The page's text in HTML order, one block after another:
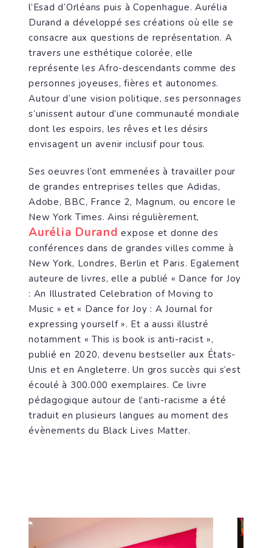
l’Esad d’Orléans puis à Copenhague. Aurélia
Durand a développé ses créations où elle se
consacre aux questions de représentation. A
travers une esthétique colorée, elle
représente les Afro-descendants comme des
personnes joyeuses, fières et autonomes.
Autour d’une vision politique, ses personnages
s’unissent autour d’une communauté mondiale
dont les espoirs, les rêves et les désirs
envisagent un avenir inclusif pour tous.
Ses oeuvres l’ont emmenées à travailler pour
de grandes entreprises telles que Adidas,
Adobe, BBC, France 2, Magnum, ou encore le
New York Times. Ainsi régulièrement,
Aurélia Durand expose et donne des
conférences dans de grandes villes comme à
New York, Londres, Berlin et Paris. Egalement
auteure de livres, elle a publié « Dance for Joy
: An Illustrated Celebration of Moving to
Music » et « Dance for Joy : A Journal for
expressing yourself ». Et a aussi illustré
notamment « This is book is anti-racist »,
publié en 2020, devenu bestseller aux États-
Unis et en Angleterre. Un gros succès qui s’est
écoulé à 300.000 exemplaires. Ce livre
pédagogique autour de l’anti-racisme a été
traduit en plusieurs langues au moment des
évènements du Black Lives Matter.